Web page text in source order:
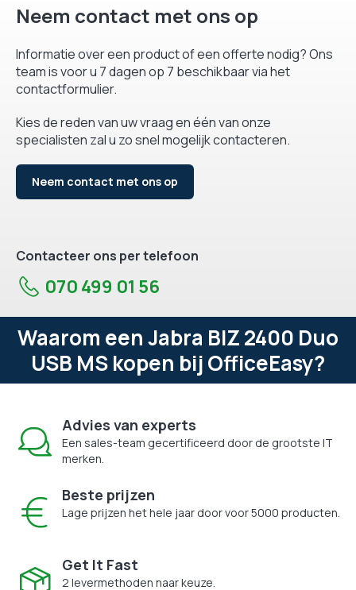
Neem contact met ons op
Informatie over een product of een offerte nodig? Ons
team is voor u 7 dagen op 7 beschikbaar via het
contactformulier.
Kies de reden van uw vraag en één van onze
specialisten zal u zo snel mogelijk contacteren.
Neem contact met ons op
Contacteer ons per telefoon
070 499 01 56
Waarom een Jabra BIZ 2400 Duo
USB MS kopen bij OfficeEasy?
Advies van experts
Een sales-team gecertificeerd door de grootste IT
merken.
Beste prijzen
Lage prijzen het hele jaar door voor 5000 producten.
Get It Fast
2 levermethoden naar keuze.